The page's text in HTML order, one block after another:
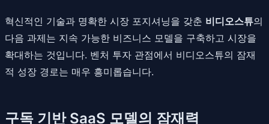
혁신적인 기술과 명확한 시장 포지셔닝을 갖춘 비디오스튜의
다음 과제는 지속 가능한 비즈니스 모델을 구축하고 시장을
확대하는 것입니다. 벤처 투자 관점에서 비디오스튜의 잠재
적 성장 경로는 매우 흥미롭습니다.
구독 기반 SaaS 모델의 잠재력